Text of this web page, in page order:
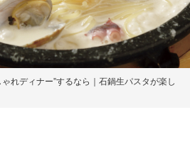
ゃれディナー”するなら｜石鍋生パスタが楽し